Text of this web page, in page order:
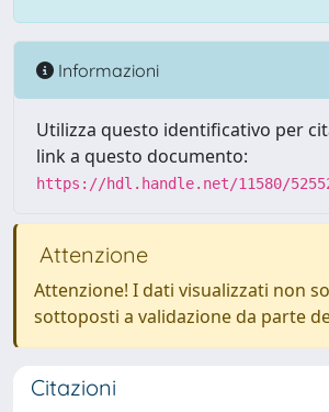
Informazioni
Utilizza questo identificativo per
link a questo documento:
https://hdl.handle.net/11580/
Attenzione
Attenzione! I dati visualizzati non
sottoposti a validazione da parte
Citazioni